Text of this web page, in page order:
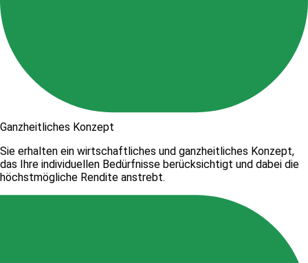
Ganzheitliches Konzept
Sie erhalten ein wirtschaftliches und ganzheitliches Konzept,
das Ihre individuellen Bedürfnisse berücksichtigt und dabei die
höchstmögliche Rendite anstrebt.